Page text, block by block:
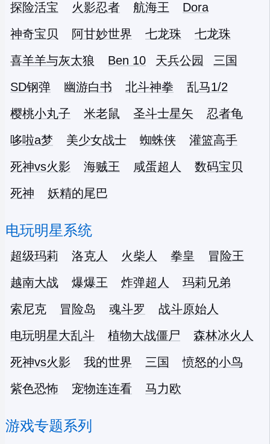
探险活宝 火影忍者 航海王
Dora
神奇宝贝
阿甘妙世界 七龙珠
七龙珠
喜羊羊与灰太狼
Ben 10 天兵公园
三国
SD钢弹
幽游白书 北斗神拳
乱马1/2
樱桃小丸子
米老鼠 圣斗士星矢
忍者龟
哆啦a梦
美少女战士 蜘蛛侠
灌篮高手
死神vs火影
海贼王 咸蛋超人
数码宝贝
死神
妖精的尾巴
电玩明星系统
超级玛莉 洛克人 火柴人 拳皇
冒险王
越南大战
爆爆王 炸弹超人
玛莉兄弟
索尼克
冒险岛 魂斗罗
战斗原始人
电玩明星大乱斗
植物大战僵尸
森林冰火人
死神vs火影
我的世界 三国
愤怒的小鸟
紫色恐怖
宠物连连看 马力欧
游戏专题系列